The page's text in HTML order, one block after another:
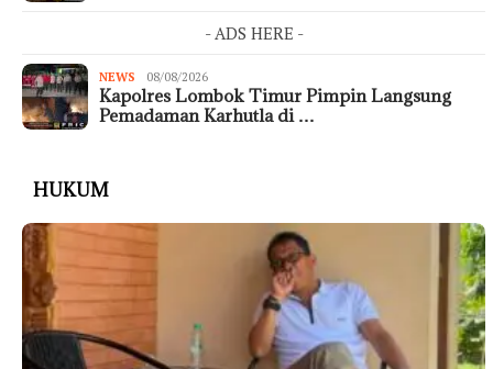
- ADS HERE -
NEWS 08/08/2026
Kapolres Lombok Timur Pimpin Langsung
Pemadaman Karhutla di …
HUKUM